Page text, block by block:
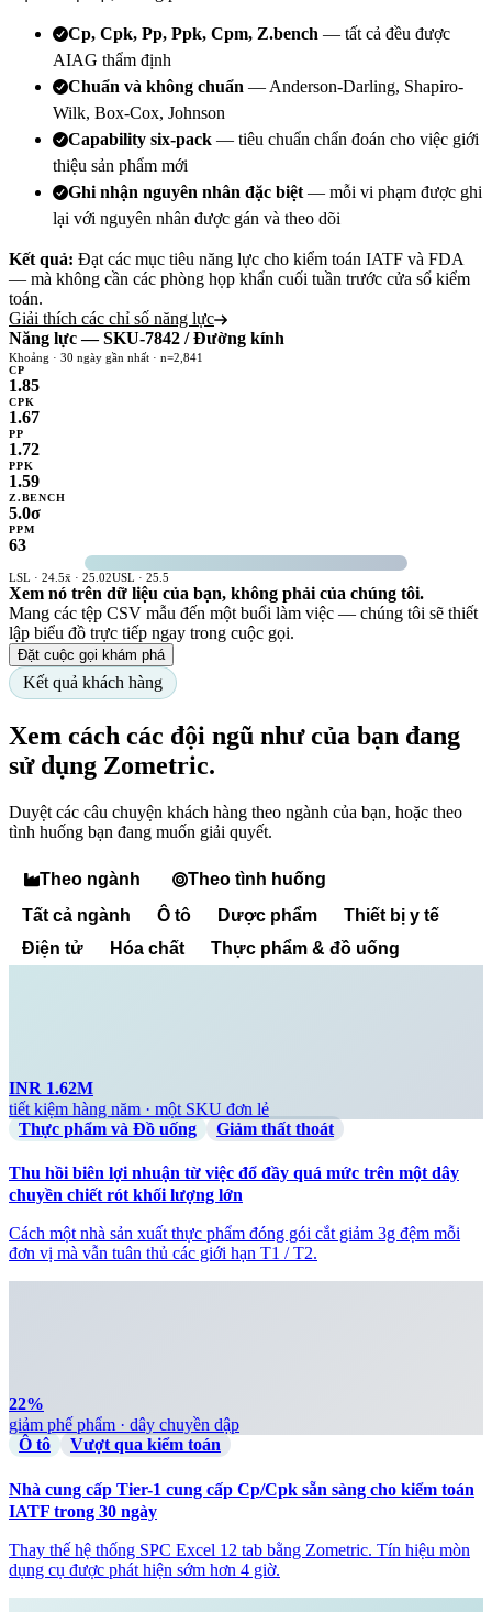
Cp, Cpk, Pp, Ppk, Cpm, Z.bench — tất cả đều được
AIAG thẩm định
Chuẩn và không chuẩn — Anderson-Darling, Shapiro-
Wilk, Box-Cox, Johnson
Capability six-pack — tiêu chuẩn chẩn đoán cho việc giới
thiệu sản phẩm mới
Ghi nhận nguyên nhân đặc biệt — mỗi vi phạm được ghi
lại với nguyên nhân được gán và theo dõi
Kết quả: Đạt các mục tiêu năng lực cho kiểm toán IATF và FDA
— mà không cần các phòng họp khẩn cuối tuần trước cửa sổ kiểm
toán.
Giải thích các chỉ số năng lực
Năng lực — SKU-7842 / Đường kính
Khoảng · 30 ngày gần nhất · n=2,841
CP
1.85
CPK
1.67
PP
1.72
PPK
1.59
Z.BENCH
5.0σ
PPM
63
LSL · 24.5x̄ · 25.02USL · 25.5
Xem nó trên dữ liệu của bạn, không phải của chúng tôi.
Mang các tệp CSV mẫu đến một buổi làm việc — chúng tôi sẽ thiết
lập biểu đồ trực tiếp ngay trong cuộc gọi.
Đặt cuộc gọi khám phá
Kết quả khách hàng
Xem cách các đội ngũ như của bạn đang
sử dụng Zometric.
Duyệt các câu chuyện khách hàng theo ngành của bạn, hoặc theo
tình huống bạn đang muốn giải quyết.
Theo ngành
Theo tình huống
Tất cả ngành
Ô tô Dược phẩm
Thiết bị y tế
Điện tử
Hóa chất Thực phẩm & đồ uống
INR 1.62M
tiết kiệm hàng năm · một SKU đơn lẻ
Thực phẩm và Đồ uống
Giảm thất thoát
Thu hồi biên lợi nhuận từ việc đổ đầy quá mức trên một dây
chuyền chiết rót khối lượng lớn
Cách một nhà sản xuất thực phẩm đóng gói cắt giảm 3g đệm mỗi
đơn vị mà vẫn tuân thủ các giới hạn T1 / T2.
22%
giảm phế phẩm · dây chuyền dập
Ô tô
Vượt qua kiểm toán
Nhà cung cấp Tier-1 cung cấp Cp/Cpk sẵn sàng cho kiểm toán
IATF trong 30 ngày
Thay thế hệ thống SPC Excel 12 tab bằng Zometric. Tín hiệu mòn
dụng cụ được phát hiện sớm hơn 4 giờ.